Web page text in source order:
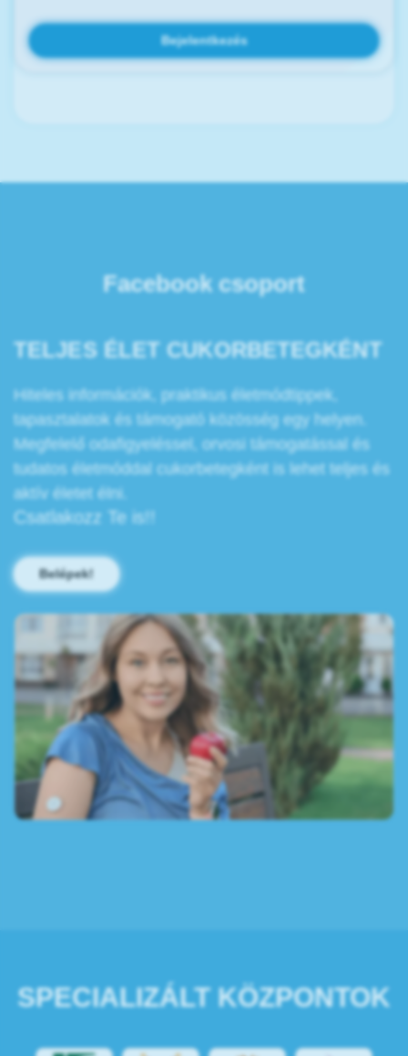
Bejelentkezés
Facebook csoport
TELJES ÉLET CUKORBETEGKÉNT
Hiteles információk, praktikus életmódtippek,
tapasztalatok és támogató közösség egy helyen.
Megfelelő odafigyeléssel, orvosi támogatással és
tudatos életmóddal cukorbetegként is lehet teljes és
aktív életet élni.
Csatlakozz Te is!!
Belépek!
SPECIALIZÁLT KÖZPONTOK